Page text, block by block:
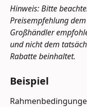
Hinweis: Bitte
Preisempfehlung
Großhändler
und nicht dem
Rabatte beinhaltet.
Beispiel